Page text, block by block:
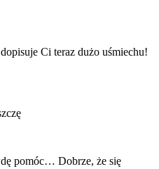
Ci teraz dużo uśmiechu!
pomóc… Dobrze, że się